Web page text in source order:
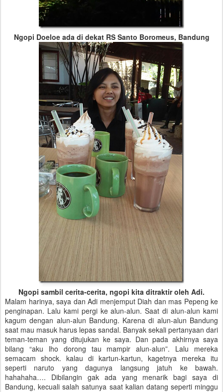
Ngopi Doeloe ada di dekat RS Santo Boromeus, Bandung
Ngopi sambil cerita-cerita, ngopi kita ditraktir oleh Adi.
Malam harinya, saya dan Adi menjemput Diah dan mas Pepeng ke
penginapan. Lalu kami pergi ke alun-alun. Saat di alun-alun kami
kagum dengan alun-alun Bandung. Karena di alun-alun Bandung
saat mau masuk harus lepas sandal. Banyak sekali pertanyaan dari
teman-teman yang ditujukan ke saya. Dan pada akhirnya saya
bilang “aku lho dorong tau mampir alun-alun”. Lalu mereka
semacam shock. kalau di kartun-kartun, kagetnya mereka itu
seperti naruto yang dagunya langsung jatuh ke bawah.
hahahaha…. Dibilangin gak ada yang menarik bagi saya di
Bandung, kecuali salah satunya saat kalian datang seperti minggu